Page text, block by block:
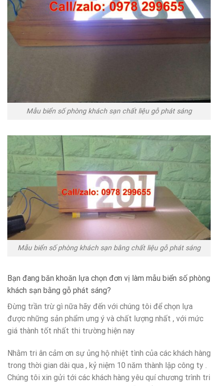
Mẫu biển số phòng khách sạn chất liệu gỗ phát sáng
Mẫu biển số phòng khách sạn bằng chất liệu gỗ phát sáng
Bạn đang băn khoăn lựa chọn đơn vị làm mẫu biển số phòng
khách sạn bằng gỗ phát sáng?
Đừng trần trừ gì nữa hãy đến với chúng tôi để chọn lựa
được những sản phẩm ưng ý và chất lượng nhất , với mức
giá thành tốt nhất thi trường hiện nay
Nhằm tri ân cảm ơn sự ủng hộ nhiệt tình của các khách hàng
trong thời gian dài qua , kỷ niệm 10 năm thành lập công ty .
Chúng tôi xin gửi tới các khách hàng yêu quí chương trình tri